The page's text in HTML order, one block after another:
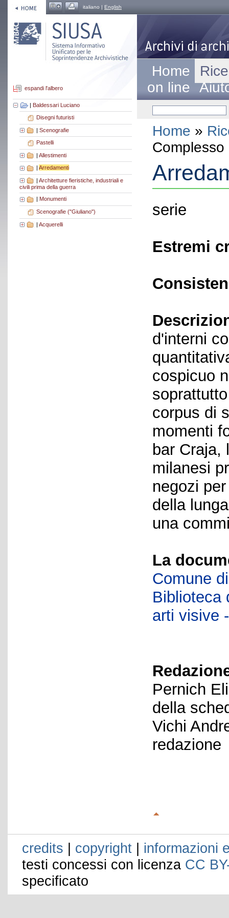
italiano | English
espandi l'albero
| Baldessari Luciano
Disegni futuristi
| Scenografie
Pastelli
| Allestimenti
Arredamenti
| Architetture fieristiche, industriali e
civili prima della guerra
Monumenti
Scenografie ("Giuliano")
| Acquerelli
Home
on line
Home »
serie
Estremi
d'interni
cospicuo
corpus di
momenti
bar Craja,
milanesi
negozi
della
una
La
Comune
Biblioteca
arti visive
Pernich
della
Vichi
redazione
credits | copyright | informazioni
testi concessi con licenza CC
specificato